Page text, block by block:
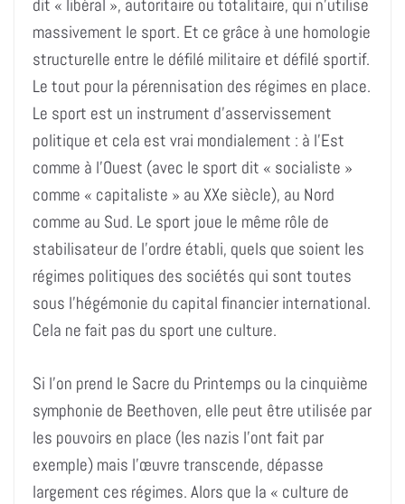
dit « libéral », autoritaire ou totalitaire, qui n’utilise
massivement le sport. Et ce grâce à une homologie
structurelle entre le défilé militaire et défilé sportif.
Le tout pour la pérennisation des régimes en place.
Le sport est un instrument d’asservissement
politique et cela est vrai mondialement : à l’Est
comme à l’Ouest (avec le sport dit « socialiste »
comme « capitaliste » au XXe siècle), au Nord
comme au Sud. Le sport joue le même rôle de
stabilisateur de l’ordre établi, quels que soient les
régimes politiques des sociétés qui sont toutes
sous l’hégémonie du capital financier international.
Cela ne fait pas du sport une culture.
Si l’on prend le Sacre du Printemps ou la cinquième
symphonie de Beethoven, elle peut être utilisée par
les pouvoirs en place (les nazis l’ont fait par
exemple) mais l’œuvre transcende, dépasse
largement ces régimes. Alors que la « culture de